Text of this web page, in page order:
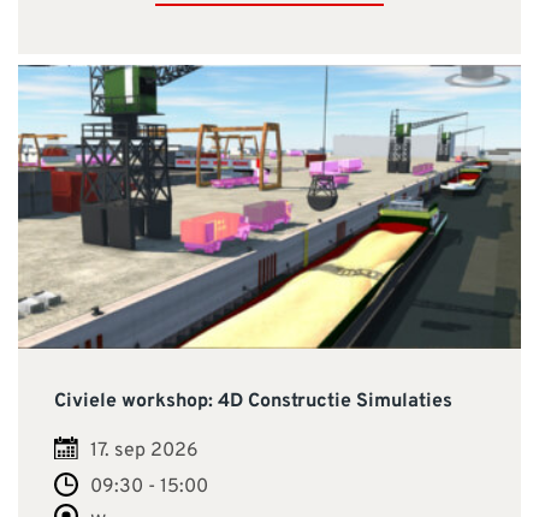
Civiele workshop: 4D Constructie Simulaties
17. sep 2026
09:30 - 15:00